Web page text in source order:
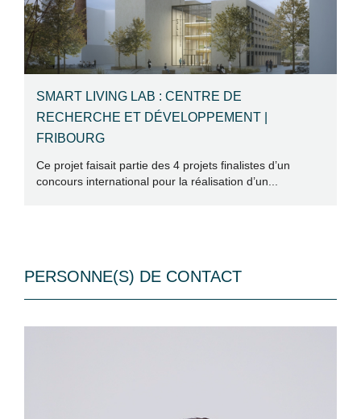
SMART LIVING LAB : CENTRE DE
RECHERCHE ET DÉVELOPPEMENT |
FRIBOURG
Ce projet faisait partie des 4 projets finalistes d’un
concours international pour la réalisation d’un...
PERSONNE(S) DE CONTACT